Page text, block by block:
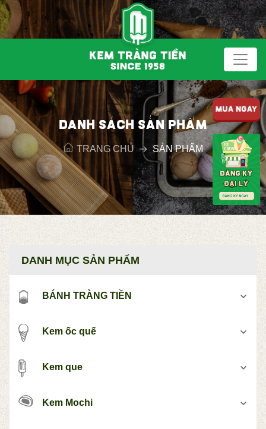
DANH SÁCH SẢN PHẨM
TRANG CHỦ SẢN PHẨM
DANH MỤC SẢN PHẨM
BÁNH TRÀNG TIỀN
Kem ốc quế
Kem que
Kem Mochi
MUA NGAY